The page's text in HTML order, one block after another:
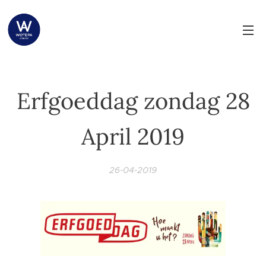
Erfgoeddag zondag 28
April 2019
26-04-2019